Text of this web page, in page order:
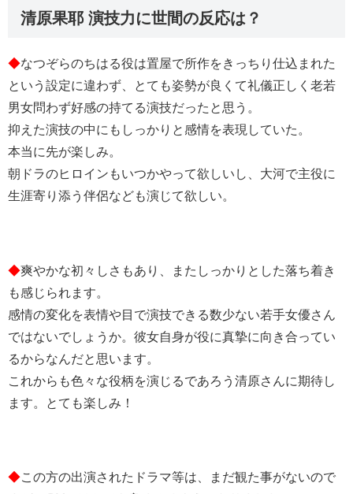
清原果耶 演技力に世間の反応は？
◆なつぞらのちはる役は置屋で所作をきっちり仕込まれた
という設定に違わず、とても姿勢が良くて礼儀正しく老若
男女問わず好感の持てる演技だったと思う。
抑えた演技の中にもしっかりと感情を表現していた。
本当に先が楽しみ。
朝ドラのヒロインもいつかやって欲しいし、大河で主役に
生涯寄り添う伴侶なども演じて欲しい。
◆爽やかな初々しさもあり、またしっかりとした落ち着き
も感じられます。
感情の変化を表情や目で演技できる数少ない若手女優さん
ではないでしょうか。彼女自身が役に真摯に向き合ってい
るからなんだと思います。
これからも色々な役柄を演じるであろう清原さんに期待し
ます。とても楽しみ！
◆この方の出演されたドラマ等は、まだ観た事がないので